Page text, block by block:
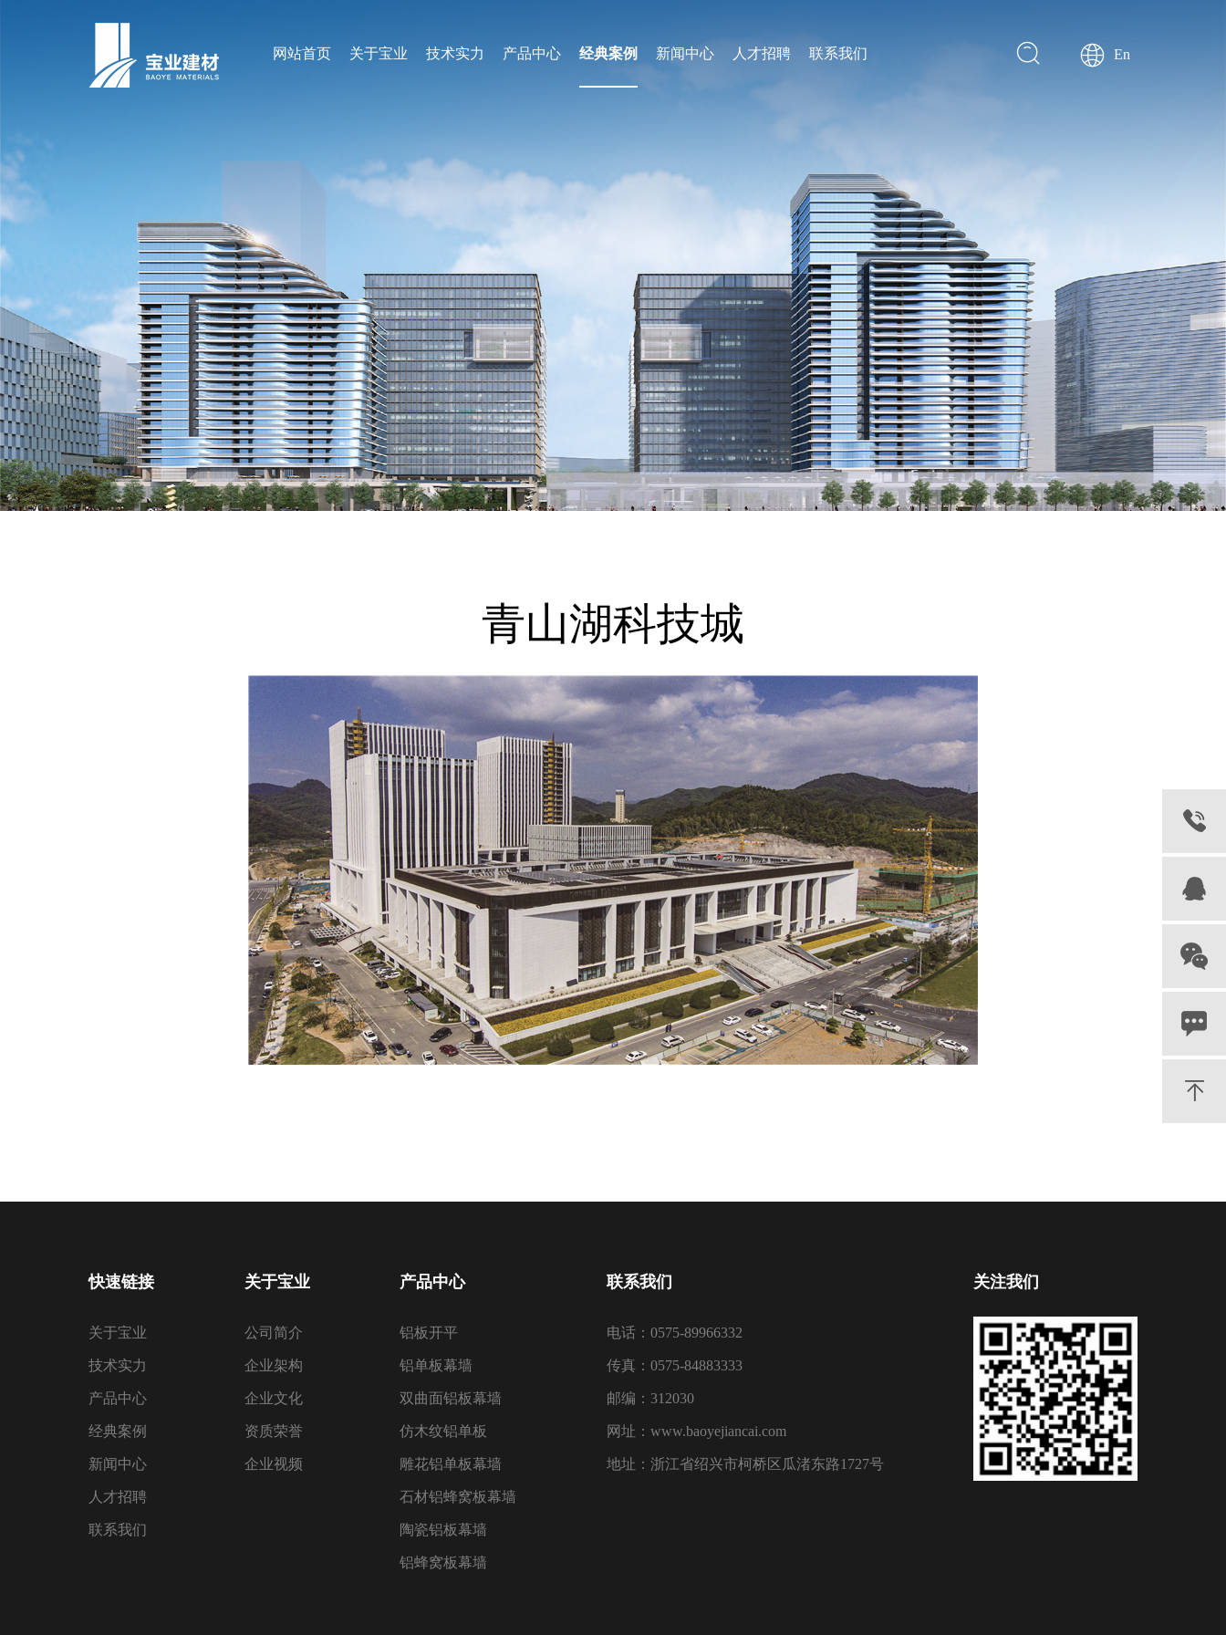
网站首页 关于宝业 技术实力 产品中心 经典案例 新闻中心 人才招聘 联系我们 En
青山湖科技城
快速链接
关于宝业
技术实力
产品中心
经典案例
新闻中心
人才招聘
联系我们
关于宝业
公司简介
企业架构
企业文化
资质荣誉
企业视频
产品中心
铝板开平
铝单板幕墙
双曲面铝板幕墙
仿木纹铝单板
雕花铝单板幕墙
石材铝蜂窝板幕墙
陶瓷铝板幕墙
铝蜂窝板幕墙
联系我们
电话：0575-89966332
传真：0575-84883333
邮编：312030
网址：www.baoyejiancai.com
地址：浙江省绍兴市柯桥区瓜渚东路1727号
关注我们